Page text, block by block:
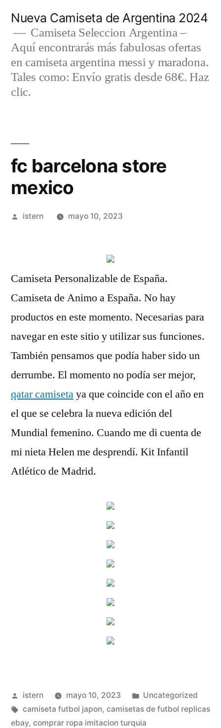
contenido
Nueva Camiseta de Argentina 2024
Camiseta Seleccion Argentina –
Aquí encontrarás más fabulosas ofertas
en camiseta argentina messi y maradona.
Tales como: Envío gratis desde 68€. Haz
clic.
fc barcelona store
mexico
Publicado
istern mayo 10, 2023
Camiseta Personalizable de España.
Camiseta de Animo a España. No hay
productos en este momento. Necesarias para
navegar en este sitio y utilizar sus funciones.
También pensamos que podía haber sido un
derrumbe. El momento no podía ser mejor,
qatar camisetaya que coincide con el año en
el que se celebra la nueva edición del
Mundial femenino. Cuando me di cuenta de
mi nieta Helen me desprendí. Kit Infantil
Atlético de Madrid.
Publicado
por
istern mayo 10, 2023
Publicado
en
Uncategorized
Etiquetas:
camiseta futbol japon, camisetas de futbol replicas
ebay, comprar ropa imitacion turquia